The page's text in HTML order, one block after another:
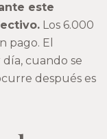
este
Los 6.000
pago. El
cuando se
después es